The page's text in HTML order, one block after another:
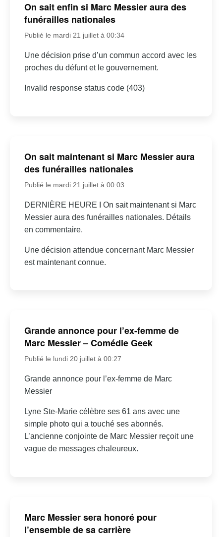
On sait enfin si Marc Messier aura des
funérailles nationales
Publié le mardi 21 juillet à 00:34
Une décision prise d’un commun accord avec les
proches du défunt et le gouvernement.
Invalid response status code (403)
On sait maintenant si Marc Messier aura
des funérailles nationales
Publié le mardi 21 juillet à 00:03
DERNIÈRE HEURE I On sait maintenant si Marc
Messier aura des funérailles nationales. Détails
en commentaire.
Une décision attendue concernant Marc Messier
est maintenant connue.
Grande annonce pour l’ex-femme de
Marc Messier – Comédie Geek
Publié le lundi 20 juillet à 00:27
Grande annonce pour l’ex-femme de Marc
Messier
Lyne Ste-Marie célèbre ses 61 ans avec une
simple photo qui a touché ses abonnés.
L’ancienne conjointe de Marc Messier reçoit une
vague de messages chaleureux.
Marc Messier sera honoré pour
l’ensemble de sa carrière